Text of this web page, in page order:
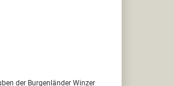
der Burgenländer Winzer